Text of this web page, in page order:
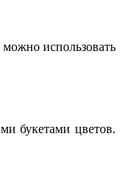
использовать
букетами цветов.